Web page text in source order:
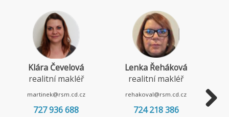
Klára Čevelová
realitní makléř
martinek@rsm.cd.cz
727 936 688
Lenka Řeháková
realitní makléř
rehakoval@rsm.cd.cz
724 218 386